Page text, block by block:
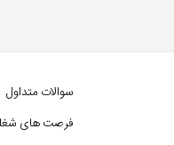
سوالات متداول
فرصت های